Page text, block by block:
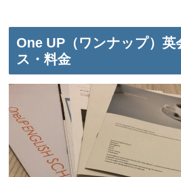
One UP（ワンナップ）英
ス・料金